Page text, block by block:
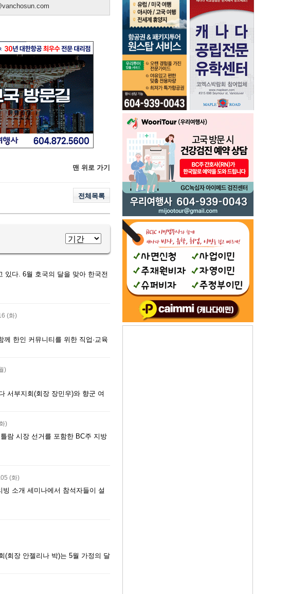
맨 위로 가기
전체목록
있다. 6월 호국의 달을 맞아 한국전
(화)
께 한인 커뮤니티를 위한 직업·교육
)
서부지회(회장 장민우)와 향군 여
)
람 시장 선거를 포함한 BC주 지방
(화)
소개 세미나에서 참석자들이 설
(회장 안젤리나 박)는 5월 가정의 달